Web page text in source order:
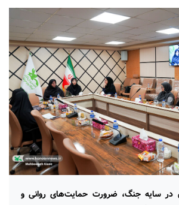
سایه جنگ، ضرورت حمایت‌های روانی و